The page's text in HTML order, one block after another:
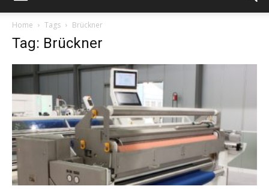
Home Tags Brückner
Tag: Brückner